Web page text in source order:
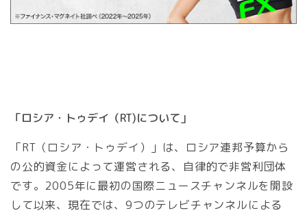
「ロシア・トゥデイ（RT)について」
「RT（ロシア・トゥデイ）」は、ロシア連邦予算から
の公的資金によって運営される、自律的で非営利団体
です。2005年に最初の国際ニュースチャンネルを開設
して以来、現在では、9つのテレビチャンネルによる